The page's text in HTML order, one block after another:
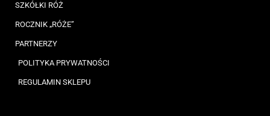
SZKÓŁKI RÓŻ
ROCZNIK „RÓŻE”
PARTNERZY
POLITYKA PRYWATNOŚCI
REGULAMIN SKLEPU